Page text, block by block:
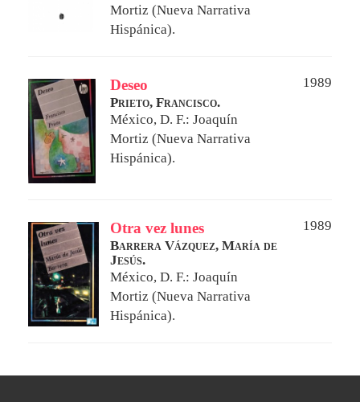
Mortiz (Nueva Narrativa
Hispánica).
Deseo
1989
Prieto, Francisco.
México, D. F.: Joaquín
Mortiz (Nueva Narrativa
Hispánica).
Otra vez lunes
1989
Barrera Vázquez, María de
Jesús.
México, D. F.: Joaquín
Mortiz (Nueva Narrativa
Hispánica).